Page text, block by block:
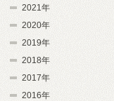
2021年
2020年
2019年
2018年
2017年
2016年